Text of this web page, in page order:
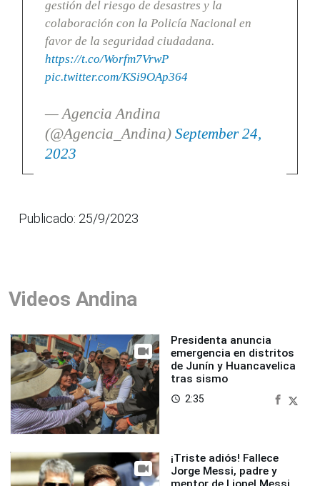
gestión del riesgo de desastres y la
colaboración con la Policía Nacional en
favor de la seguridad ciudadana.
https://t.co/Worfm7VrwP
pic.twitter.com/KSi9OAp364
— Agencia Andina
(@Agencia_Andina) September 24,
2023
Publicado: 25/9/2023
Videos Andina
Presidenta anuncia
emergencia en distritos
de Junín y Huancavelica
tras sismo
access_time 2:35
¡Triste adiós! Fallece
Jorge Messi, padre y